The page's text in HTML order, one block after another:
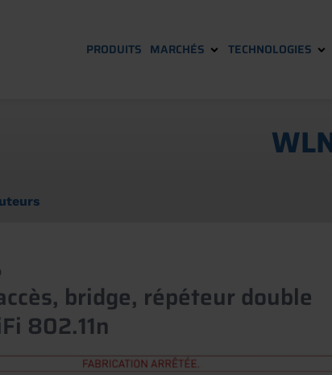
PRODUITS MARCHÉS TECHNOLOGIES
bridge, répéteur double
802.11n